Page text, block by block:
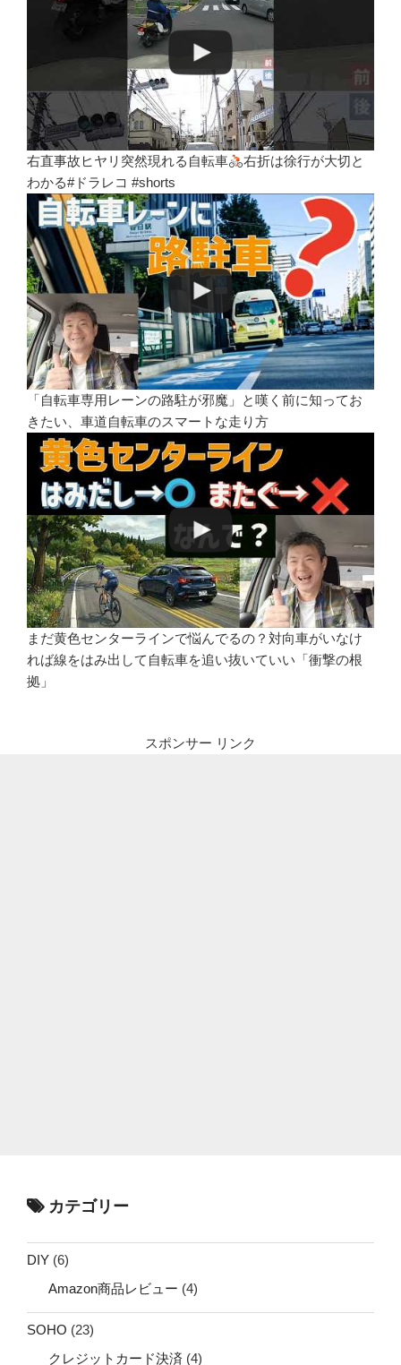
右直事故ヒヤリ突然現れる自転車
右折は徐行が大切と
わかる#ドラレコ #shorts
「自転車専用レーンの路駐が邪魔」と嘆く前に知ってお
きたい、車道自転車のスマートな走り方
まだ黄色センターラインで悩んでるの？対向車がいなけ
れば線をはみ出して自転車を追い抜いていい「衝撃の根
拠」
スポンサー リンク
カテゴリー
DIY (6)
Amazon商品レビュー (4)
SOHO (23)
クレジットカード決済 (4)